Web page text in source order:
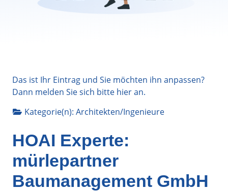
Das ist Ihr Eintrag und Sie möchten ihn anpassen?
Dann melden Sie sich bitte hieran.
Kategorie(n): Architekten/Ingenieure
HOAI Experte:
mürlepartner
Baumanagement GmbH